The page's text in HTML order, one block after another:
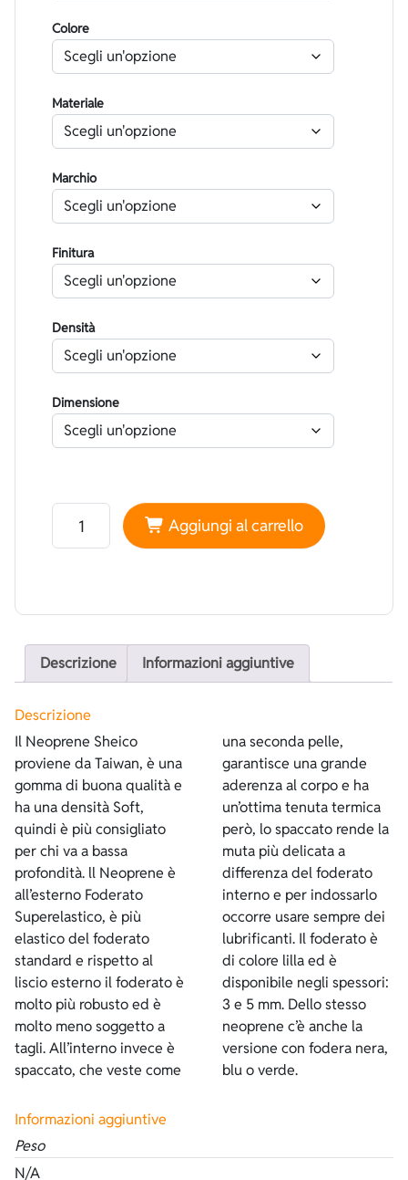
Colore
Materiale
Marchio
Finitura
Densità
Dimensione
Neoprene Sheico Foderato Superstretch Lilla -
Aggiungi al carrello
Descrizione Informazioni aggiuntive
Descrizione
Il Neoprene Sheico
proviene da Taiwan, è una
gomma di buona qualità e
ha una densità Soft,
quindi è più consigliato
per chi va a bassa
profondità. ll Neoprene è
all’esterno Foderato
Superelastico, è più
elastico del foderato
standard e rispetto al
liscio esterno il foderato è
molto più robusto ed è
molto meno soggetto a
tagli. All’interno invece è
spaccato, che veste come
una seconda pelle,
garantisce una grande
aderenza al corpo e ha
un’ottima tenuta termica
però, lo spaccato rende la
muta più delicata a
differenza del foderato
interno e per indossarlo
occorre usare sempre dei
lubrificanti. Il foderato è
di colore lilla ed è
disponibile negli spessori:
3 e 5 mm. Dello stesso
neoprene c’è anche la
versione con fodera nera,
blu o verde.
Informazioni aggiuntive
Peso
N/A